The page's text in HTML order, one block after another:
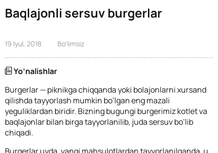
Baqlajonli sersuv burgerlar
19 Iyul, 2018 Bo'limsiz
Yo’nalishlar
Burgerlar — piknikga chiqqanda yoki bolajonlarni xursand
qilishda tayyorlash mumkin bo’lgan eng mazali
yeguliklardan biridir. Bizning bugungi burgerimiz kotlet va
baqlajonlar bilan birga tayyorlanilib, juda sersuv bo’lib
chiqadi.